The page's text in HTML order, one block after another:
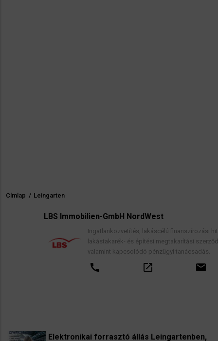
Morzsa
Címlap / Leingarten
LBS Immobilien-GmbH NordWest
Ingatlanközvetítés, lakáscélú finanszírozási hitelek,
lakástakarék- és építési megtakarítási szerződések,
valamint kapcsolódó pénzügyi tanácsadás.
Elektronikai forrasztó állás Leingartenben,